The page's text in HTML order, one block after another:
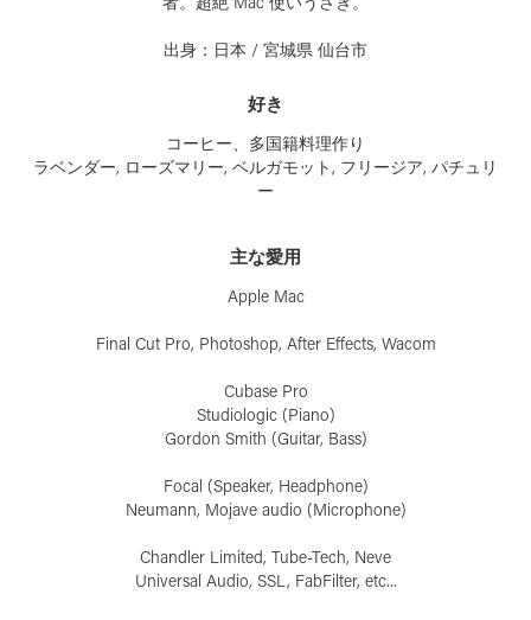
出身：日本 / 宮城県 仙台市
好き
コーヒー、多国籍料理作り
ラベンダー, ローズマリー, ベルガモット, フリージア, パチュリ
ー
主な愛用
Apple Mac
Final Cut Pro, Photoshop, After Effects, Wacom
Cubase Pro
Studiologic (Piano)
Gordon Smith (Guitar, Bass)
Focal (Speaker, Headphone)
Neumann, Mojave audio (Microphone)
Chandler Limited, Tube-Tech, Neve
Universal Audio, SSL, FabFilter, etc...